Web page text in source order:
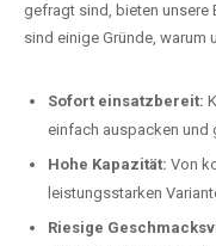
gefragt sind, bieten unsere
sind einige Gründe, warum
Sofort einsatzbereit:
einfach auspacken und
Hohe Kapazität: Von
leistungsstarken
Riesige